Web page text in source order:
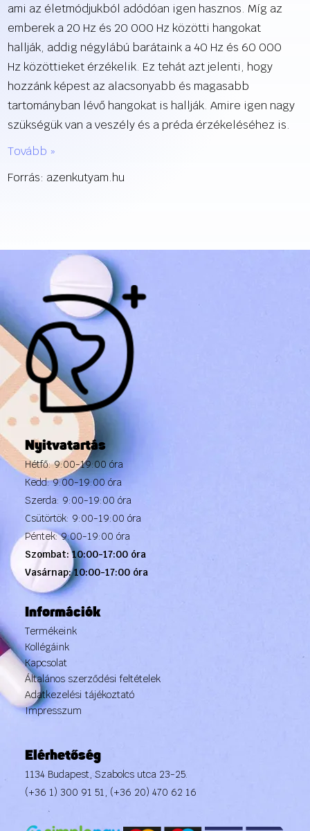
ami az életmódjukból adódóan igen hasznos. Míg az
emberek a 20 Hz és 20 000 Hz közötti hangokat
hallják, addig négylábú barátaink a 40 Hz és 60 000
Hz közöttieket érzékelik. Ez tehát azt jelenti, hogy
hozzánk képest az alacsonyabb és magasabb
tartományban lévő hangokat is hallják. Amire igen nagy
szükségük van a veszély és a préda érzékeléséhez is.
Tovább »
Forrás: azenkutyam.hu
Nyitvatartás
Hétfő: 9:00-19:00 óra
Kedd: 9:00-19:00 óra
Szerda: 9:00-19:00 óra
Csütörtök: 9:00-19:00 óra
Péntek: 9:00-19:00 óra
Szombat: 10:00-17:00 óra
Vasárnap: 10:00-17:00 óra
Információk
Termékeink
Kollégáink
Kapcsolat
Általános szerződési feltételek
Adatkezelési tájékoztató
Impresszum
Elérhetőség
1134 Budapest, Szabolcs utca 23-25.
(+36 1) 300 91 51, (+36 20) 470 62 16